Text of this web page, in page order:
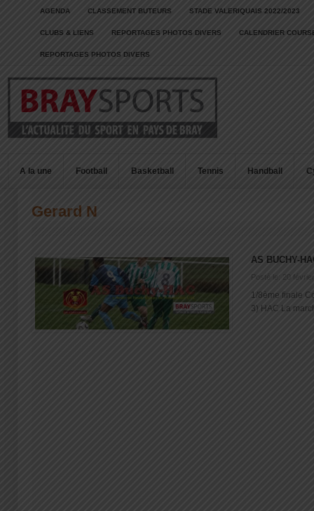
AGENDA CLASSEMENT BUTEURS STADE VALERIQUAIS 2022/2023
CLUBS & LIENS REPORTAGES PHOTOS DIVERS CALENDRIER
REPORTAGES PHOTOS DIVERS
A la une Football Basketball Tennis Handball
Gerard N
AS BUCHY-
Posté le: 20
1/8ème finale
3) HAC La